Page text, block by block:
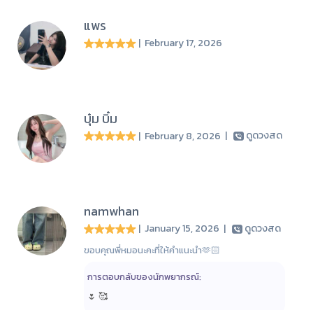
แพร
| February 17, 2026
บุ๋ม บิ๋ม
| February 8, 2026 | ดูดวงสด
namwhan
| January 15, 2026 | ดูดวงสด
ขอบคุณพี่หมอนะคะที่ให้คำแนะนำ🫶🏻
การตอบกลับของนักพยากรณ์:
🌷 🥰